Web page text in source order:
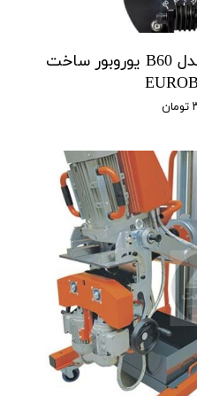
پخ زن پرتابل لوله و ورق مدل B60 یوروبور ساخت